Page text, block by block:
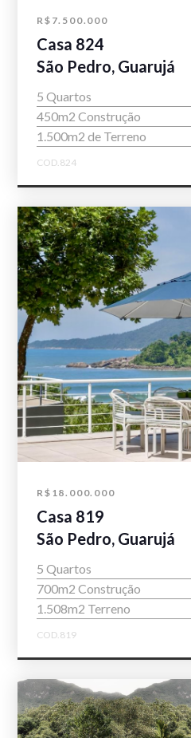
R$7.500.000
Casa 824
São Pedro, Guarujá
5 Quartos
450m2 Construção
1.500m2 de Terreno
COD.824
R$18.000.000
Casa 819
São Pedro, Guarujá
5 Quartos
700m2 Construção
1.508m2 Terreno
COD.819